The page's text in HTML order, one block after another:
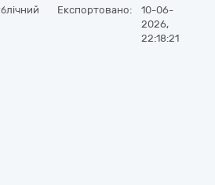
Експортовано:
10-06-
2026,
22:18:21